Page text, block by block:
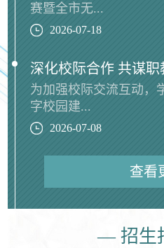
赛暨全市无...
2026-07-18
深化校际合作 共谋职
为加强校际交流互动，
字校园建...
2026-07-08
查看
— 招生